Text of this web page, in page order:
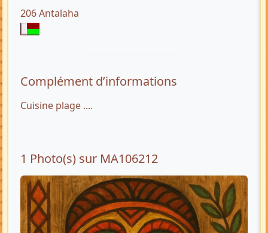
206 Antalaha
Complément d’informations
Cuisine plage ....
1 Photo(s) sur MA106212